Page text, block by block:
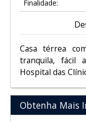
Finalidade:
Casa térrea
tranquila, fácil
Hospital das
Obtenha Mais